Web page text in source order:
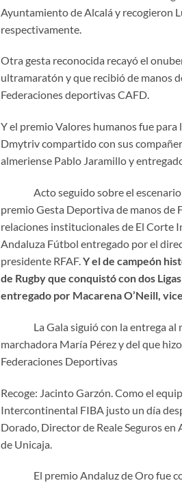
Ayuntamiento de Alcalá y recogieron
respectivamente.
Otra gesta reconocida recayó el
ultramaratón y que recibió de manos
Federaciones deportivas CAFD.
Y el premio Valores humanos fue
Dmytriv compartido con sus
almeriense Pablo Jaramillo y
Acto seguido sobre el escenario el
premio Gesta Deportiva de manos de
relaciones institucionales de El Corte
Andaluza Fútbol entregado por el
presidente RFAF.Y el de campeón
de Rugby que conquistó con dos
entregado por Macarena O’Neill,
La Gala siguió con la entrega al
marchadora María Pérez y del que
Federaciones Deportivas
Recoge: Jacinto Garzón. Como el
Intercontinental FIBA justo un día
Dorado, Director de Reale Seguros
de Unicaja.
El premio Andaluz de Oro fue